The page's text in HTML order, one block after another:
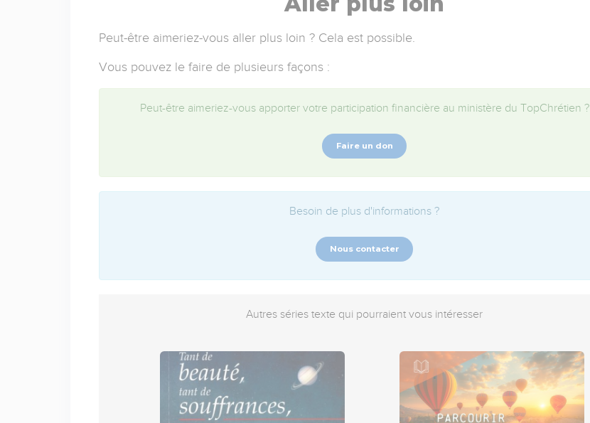
Peut-être aimeriez-vous aller plus loin ? Cela est possible.
Vous pouvez le faire de plusieurs façons :
Peut-être aimeriez-vous apporter votre participation financière au ministère du TopChrétien ?
Faire un don
Besoin de plus d'informations ?
Nous contacter
Autres séries texte qui pourraient vous intéresser